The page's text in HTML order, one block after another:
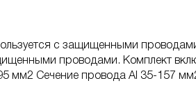
с защищенными
проводами. Комплект
мм2 Сечение провода Al 35-157 мм